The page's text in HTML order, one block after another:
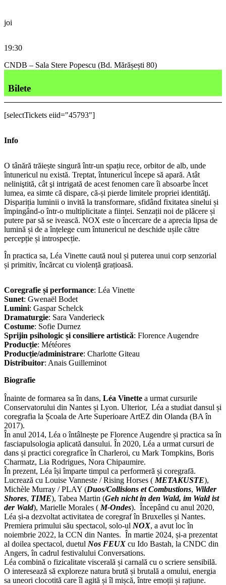
joi
19:30
CNDB – Sala Stere Popescu (Bd. Mărășești 80)
Bilete
[selectTickets eiid="45793"]
Info
O tânără trăiește singură într-un spațiu rece, orbitor de alb, unde
întunericul nu există. Treptat, întunericul începe să apară. Atât
neliniştită, cât şi intrigată de acest fenomen care îi absoarbe încet
lumea, ea simte că dispare, că-și pierde limitele propriei identităţi.
Dispariția luminii o invită la transformare, sfidând fixitatea sinelui și
împingând-o într-o multiplicitate a ființei. Senzații noi de plăcere și
putere par să se ivească. NOX este o încercare de a aprecia lipsa de
lumină și de a înțelege cum întunericul ne deschide ușile către
percepție și introspecție.
În practica sa, Léa Vinette caută noul și puterea unui corp senzorial
și primitiv, încărcat cu violență grațioasă.
Coregrafie și performance: Léa Vinette
Sunet: Gwenaël Bodet
Lumini: Gaspar Schelck
Dramaturgie: Sara Vanderieck
Costume: Sofie Durnez
Sprijin psihologic și consiliere artistică: Florence Augendre
Producție: Météores
Producție/administrare: Charlotte Giteau
Distribuitor: Anais Guilleminot
Biografie
Înainte de formarea sa în dans, Léa Vinette a urmat cursurile
Conservatorului din Nantes și Lyon. Ulterior, Léa a studiat dansul și
coregrafia la Școala de Arte Superioare ArtEZ din Olanda (BA în
2017).
În anul 2014, Léa o întâlnește pe Florence Augendre și practica sa în
fasciapulsologia aplicată dansului. În 2020, Léa a urmat cursuri de
dans și practici coregrafice în Charleroi, cu Mark Tompkins, Boris
Charmatz, Lia Rodrigues, Nora Chipaumire.
În prezent, Léa își împarte timpul ca performeră și coregrafă.
Lucrează cu Louise Vanneste / Rising Horses ( METAKUSTE),
Michèle Murray / PLAY (Duos/Collisions et Combustions, Wilder
Shores, TIME), Tabea Martin (Geh nicht in den Wald, im Wald ist
der Wald), Marielle Morales ( M-Ondes). Începând cu anul 2020,
Léa și-a dezvoltat activitatea de coregraf în Bruxelles și Nantes.
Premiera primului său spectacol, solo-ul NOX, a avut loc în
noiembrie 2022, la CCN din Nantes. În martie 2024, și-a prezentat
al doilea spectacol, duetul Nos FEUX cu Ido Bastah, la CNDC din
Angers, în cadrul festivalului Conversations.
Léa combină o fizicalitate viscerală și carnală cu o scriere sensibilă.
O interesează să exploreze natura brută și brutală a omului, energia
sa uneori clocotită care îl agită și îl mișcă, între emoții și rațiune.